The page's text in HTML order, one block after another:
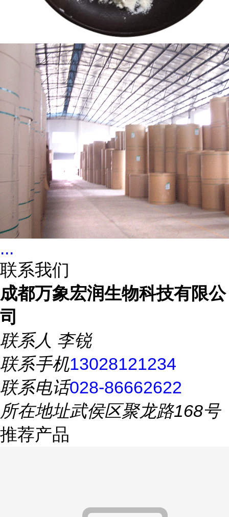
...
联系我们
成都万象宏润生物科技有限公
司
联系人 李锐
联系手机13028121234
联系电话028-86662622
所在地址武侯区聚龙路168号
推荐产品